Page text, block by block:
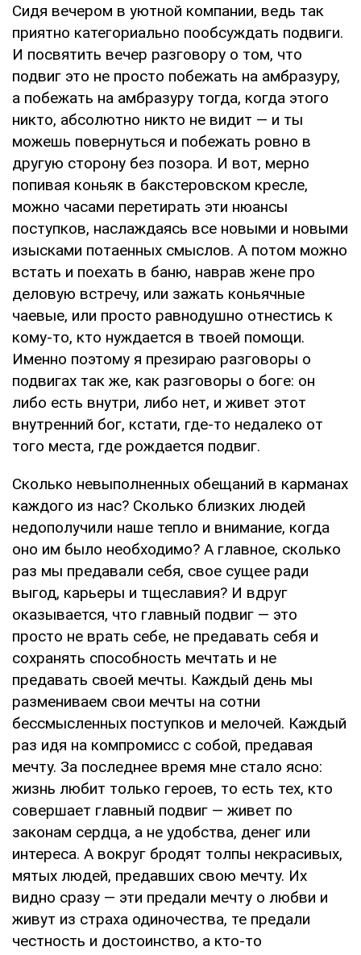
Сидя вечером в уютной компании, ведь так
приятно категориально пообсуждать подвиги.
И посвятить вечер разговору о том, что
подвиг это не просто побежать на амбразуру,
а побежать на амбразуру тогда, когда этого
никто, абсолютно никто не видит — и ты
можешь повернуться и побежать ровно в
другую сторону без позора. И вот, мерно
попивая коньяк в бакстеровском кресле,
можно часами перетирать эти нюансы
поступков, наслаждаясь все новыми и новыми
изысками потаенных смыслов. А потом можно
встать и поехать в баню, наврав жене про
деловую встречу, или зажать коньячные
чаевые, или просто равнодушно отнестись к
кому-то, кто нуждается в твоей помощи.
Именно поэтому я презираю разговоры о
подвигах так же, как разговоры о боге: он
либо есть внутри, либо нет, и живет этот
внутренний бог, кстати, где-то недалеко от
того места, где рождается подвиг.
Сколько невыполненных обещаний в карманах
каждого из нас? Сколько близких людей
недополучили наше тепло и внимание, когда
оно им было необходимо? А главное, сколько
раз мы предавали себя, свое сущее ради
выгод, карьеры и тщеславия? И вдруг
оказывается, что главный подвиг — это
просто не врать себе, не предавать себя и
сохранять способность мечтать и не
предавать своей мечты. Каждый день мы
размениваем свои мечты на сотни
бессмысленных поступков и мелочей. Каждый
раз идя на компромисс с собой, предавая
мечту. За последнее время мне стало ясно:
жизнь любит только героев, то есть тех, кто
совершает главный подвиг — живет по
законам сердца, а не удобства, денег или
интереса. А вокруг бродят толпы некрасивых,
мятых людей, предавших свою мечту. Их
видно сразу — эти предали мечту о любви и
живут из страха одиночества, те предали
честность и достоинство, а кто-то